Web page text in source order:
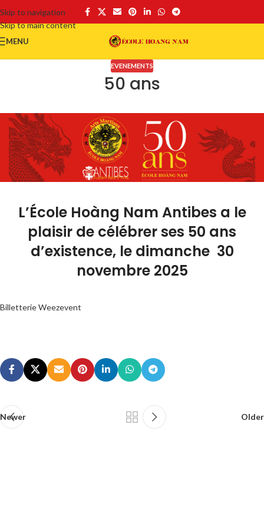
Skip to navigation
Skip to main content
MENU
EVENEMENTS
50 ans
L’École Hoàng Nam Antibes a le
plaisir de célébrer ses 50 ans
d’existence, le dimanche 30
novembre 2025
Billetterie Weezevent
Newer Older